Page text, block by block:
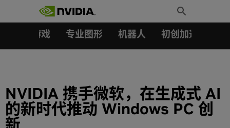
Toggle
Search
游戏 专业图形 机器人 初创加速会员成
NVIDIA 携手微软，在生成式 AI
的新时代推动 Windows PC 创
新